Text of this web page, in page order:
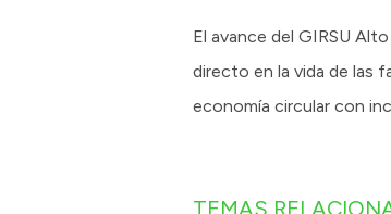
El avance del GIRSU
directo en la vida de las
economía circular con
TEMAS